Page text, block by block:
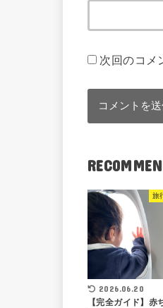
次回のコメ
旅
2026.06.20
【完全ガイド】赤